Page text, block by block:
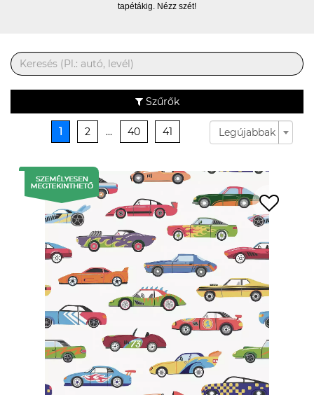
tapétákig. Nézz szét!
Szűrők
1 2 ... 40 41 Legújabbak